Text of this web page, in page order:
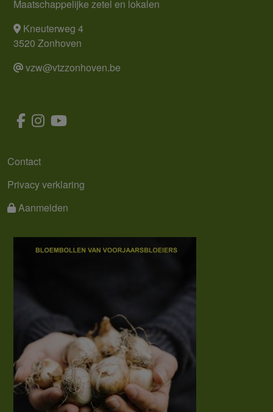
Maatschappelijke zetel en lokalen
Kneuterweg 4
3520 Zonhoven
vzw@vtzzonhoven.be
Contact
Privacy verklaring
Aanmelden